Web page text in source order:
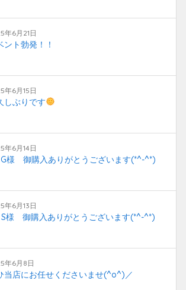
年6月21日
ント勃発！！
年6月15日
しぶりです
年6月14日
様 御購入ありがとうございます(*^-^*)
年6月13日
S様 御購入ありがとうございます(*^-^*)
年6月8日
当店にお任せくださいませ(^o^)／